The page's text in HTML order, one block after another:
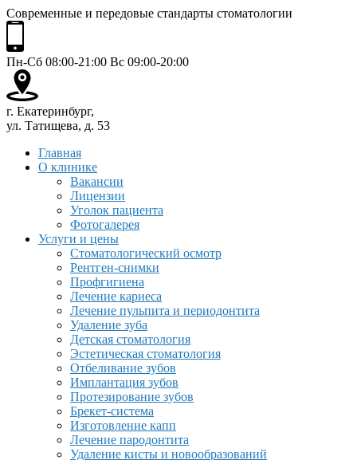
Современные и передовые стандарты стоматологии
Пн-Сб 08:00-21:00 Вс 09:00-20:00
г. Екатеринбург,
ул. Татищева, д. 53
Главная
О клинике
Вакансии
Лицензии
Уголок пациента
Фотогалерея
Услуги и цены
Стоматологический осмотр
Рентген-снимки
Профгигиена
Лечение кариеса
Лечение пульпита и периодонтита
Удаление зуба
Детская стоматология
Эстетическая стоматология
Отбеливание зубов
Имплантация зубов
Протезирование зубов
Брекет-система
Изготовление капп
Лечение пародонтита
Удаление кисты и новообразований